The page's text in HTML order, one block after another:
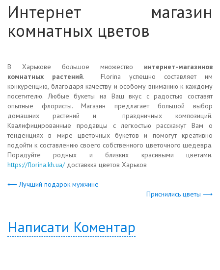
Интернет магазин
комнатных цветов
В Харькове большое множество интернет-магазинов
комнатных растений. Florina успешно составляет им
конкуренцию, благодаря качеству и особому вниманию к каждому
посетителю. Любые букеты на Ваш вкус с радостью составят
опытные флористы. Магазин предлагает большой выбор
домашних растений и праздничных композиций.
Квалифицированные продавцы с легкостью расскажут Вам о
тенденциях в мире цветочных букетов и помогут креативно
подойти к составлению своего собственного цветочного шедевра.
Порадуйте родных и близких красивыми цветами.
https://florina.kh.ua/доставкка цветов Харьков
⟵ Лучший подарок мужчине
Приснились цветы ⟶
Написати Коментар